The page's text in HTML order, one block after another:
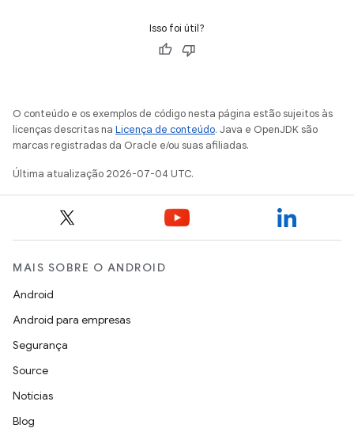
Isso foi útil?
O conteúdo e os exemplos de código nesta página estão sujeitos às
licenças descritas na Licença de conteúdo. Java e OpenJDK são
marcas registradas da Oracle e/ou suas afiliadas.
Última atualização 2026-07-04 UTC.
MAIS SOBRE O ANDROID
Android
Android para empresas
Segurança
Source
Notícias
Blog